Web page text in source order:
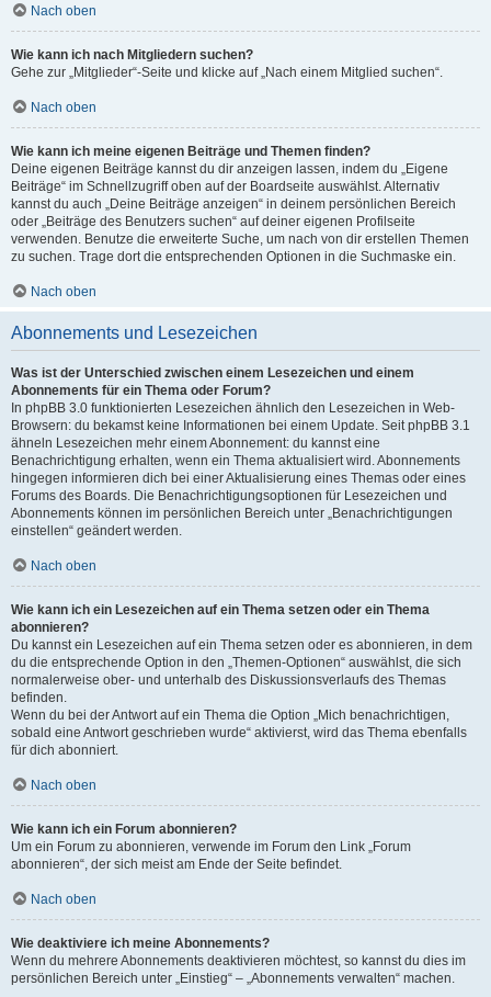
Nach oben
Wie kann ich nach Mitgliedern suchen?
Gehe zur „Mitglieder“-Seite und klicke auf „Nach einem Mitglied suchen“.
Nach oben
Wie kann ich meine eigenen Beiträge und Themen finden?
Deine eigenen Beiträge kannst du dir anzeigen lassen, indem du „Eigene
Beiträge“ im Schnellzugriff oben auf der Boardseite auswählst. Alternativ
kannst du auch „Deine Beiträge anzeigen“ in deinem persönlichen Bereich
oder „Beiträge des Benutzers suchen“ auf deiner eigenen Profilseite
verwenden. Benutze die erweiterte Suche, um nach von dir erstellen Themen
zu suchen. Trage dort die entsprechenden Optionen in die Suchmaske ein.
Nach oben
Abonnements und Lesezeichen
Was ist der Unterschied zwischen einem Lesezeichen und einem
Abonnements für ein Thema oder Forum?
In phpBB 3.0 funktionierten Lesezeichen ähnlich den Lesezeichen in Web-
Browsern: du bekamst keine Informationen bei einem Update. Seit phpBB 3.1
ähneln Lesezeichen mehr einem Abonnement: du kannst eine
Benachrichtigung erhalten, wenn ein Thema aktualisiert wird. Abonnements
hingegen informieren dich bei einer Aktualisierung eines Themas oder eines
Forums des Boards. Die Benachrichtigungsoptionen für Lesezeichen und
Abonnements können im persönlichen Bereich unter „Benachrichtigungen
einstellen“ geändert werden.
Nach oben
Wie kann ich ein Lesezeichen auf ein Thema setzen oder ein Thema
abonnieren?
Du kannst ein Lesezeichen auf ein Thema setzen oder es abonnieren, in dem
du die entsprechende Option in den „Themen-Optionen“ auswählst, die sich
normalerweise ober- und unterhalb des Diskussionsverlaufs des Themas
befinden.
Wenn du bei der Antwort auf ein Thema die Option „Mich benachrichtigen,
sobald eine Antwort geschrieben wurde“ aktivierst, wird das Thema ebenfalls
für dich abonniert.
Nach oben
Wie kann ich ein Forum abonnieren?
Um ein Forum zu abonnieren, verwende im Forum den Link „Forum
abonnieren“, der sich meist am Ende der Seite befindet.
Nach oben
Wie deaktiviere ich meine Abonnements?
Wenn du mehrere Abonnements deaktivieren möchtest, so kannst du dies im
persönlichen Bereich unter „Einstieg“ – „Abonnements verwalten“ machen.